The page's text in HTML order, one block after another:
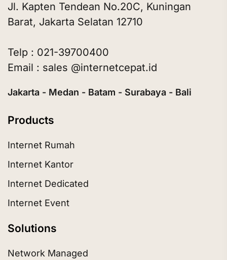
Jl. Kapten Tendean No.20C, Kuningan
Barat, Jakarta Selatan 12710
Telp : 021-39700400
Email : sales @internetcepat.id
Jakarta - Medan - Batam - Surabaya - Bali
Products
Internet Rumah
Internet Kantor
Internet Dedicated
Internet Event
Solutions
Network Managed